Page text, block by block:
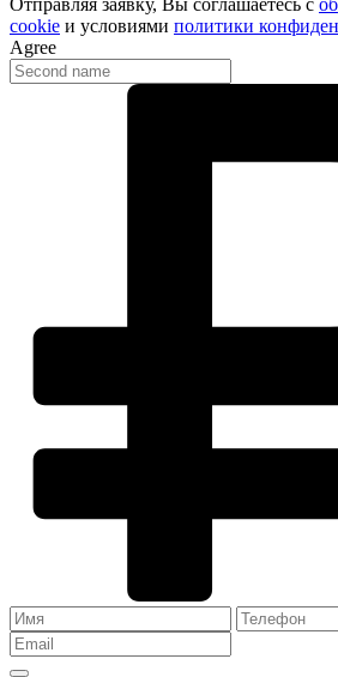
Отправляя заявку, Вы соглашаетесь с
cookie и условиями политики
Agree